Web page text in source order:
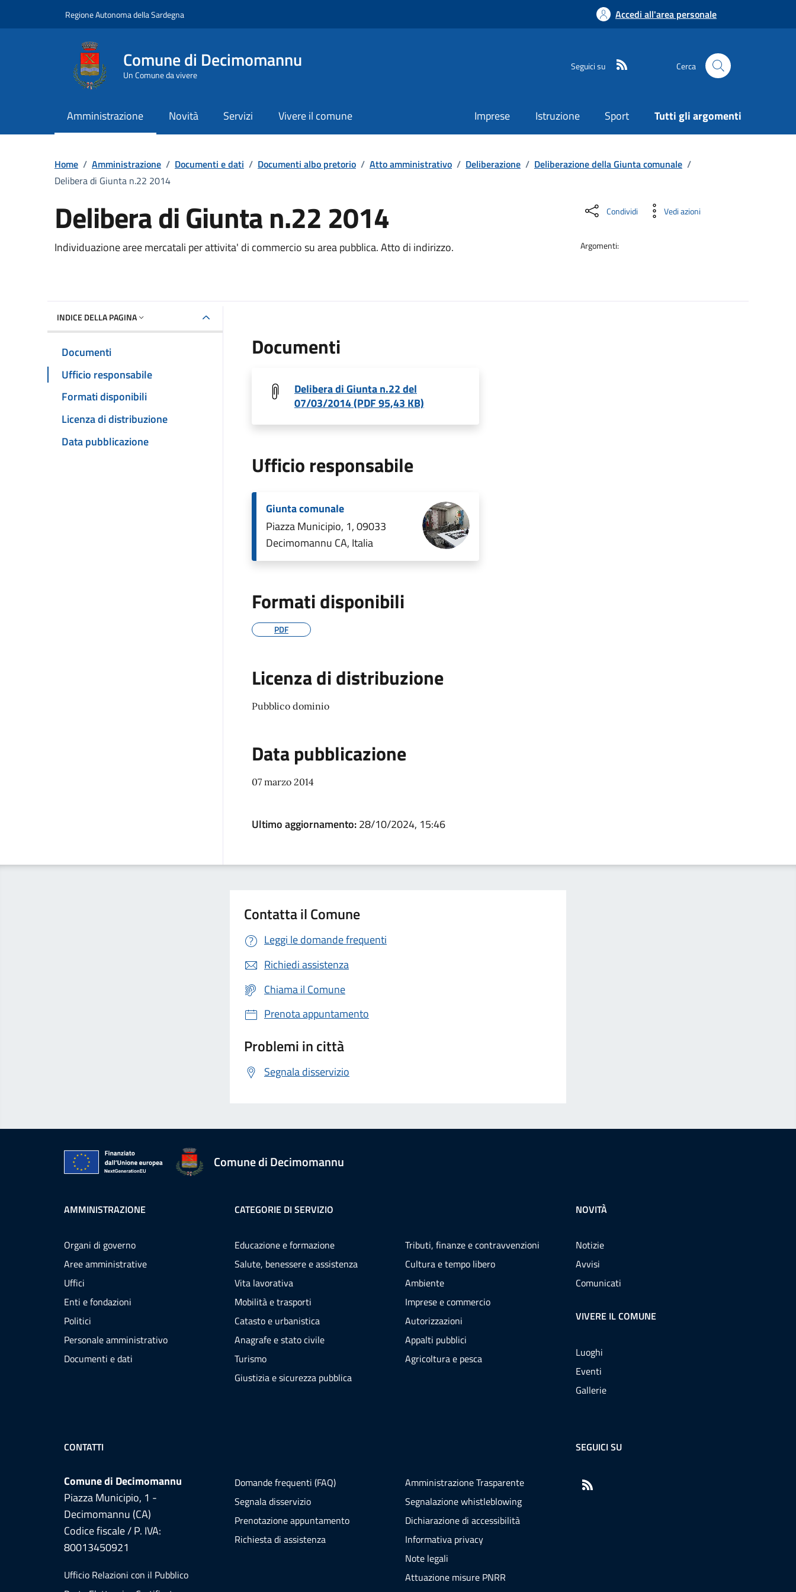
Regione Autonoma della Sardegna Accedi all'area personale
Comune di Decimomannu
Un Comune da vivere
Seguici su Cerca
Amministrazione Novità Servizi Vivere il comune Imprese Istruzione Sport Tutti gli argomenti
Home / Amministrazione / Documenti e dati / Documenti albo pretorio / Atto amministrativo / Deliberazione / Deliberazione della Giunta comunale /
Delibera di Giunta n.22 2014
Delibera di Giunta n.22 2014
Dettaglio del documento
Individuazione aree mercatali per attivita' di commercio su area pubblica. Atto di indirizzo.
Condividi Vedi azioni
Argomenti:
INDICE DELLA PAGINA
Documenti
Ufficio responsabile
Formati disponibili
Licenza di distribuzione
Data pubblicazione
Documenti
Delibera di Giunta n.22 del
07/03/2014 (PDF 95,43 KB)
Ufficio responsabile
Giunta comunale
Piazza Municipio, 1, 09033
Decimomannu CA, Italia
Formati disponibili
PDF
Licenza di distribuzione
Pubblico dominio
Data pubblicazione
07 marzo 2014
Ultimo aggiornamento:28/10/2024, 15:46
Contatta il Comune
Leggi le domande frequenti
Richiedi assistenza
Chiama il Comune
Prenota appuntamento
Problemi in città
Segnala disservizio
Comune di Decimomannu
AMMINISTRAZIONE
Organi di governo
Aree amministrative
Uffici
Enti e fondazioni
Politici
Personale amministrativo
Documenti e dati
CATEGORIE DI SERVIZIO
Educazione e formazione
Salute, benessere e assistenza
Vita lavorativa
Mobilità e trasporti
Catasto e urbanistica
Anagrafe e stato civile
Turismo
Giustizia e sicurezza pubblica
Tributi, finanze e contravvenzioni
Cultura e tempo libero
Ambiente
Imprese e commercio
Autorizzazioni
Appalti pubblici
Agricoltura e pesca
NOVITÀ
Notizie
Avvisi
Comunicati
VIVERE IL COMUNE
Luoghi
Eventi
Gallerie
CONTATTI
Comune di Decimomannu
Piazza Municipio, 1 -
Decimomannu (CA)
Codice fiscale / P. IVA:
80013450921
Ufficio Relazioni con il Pubblico
Domande frequenti (FAQ)
Segnala disservizio
Prenotazione appuntamento
Richiesta di assistenza
Amministrazione Trasparente
Segnalazione whistleblowing
Dichiarazione di accessibilità
Informativa privacy
Note legali
Attuazione misure PNRR
SEGUICI SU